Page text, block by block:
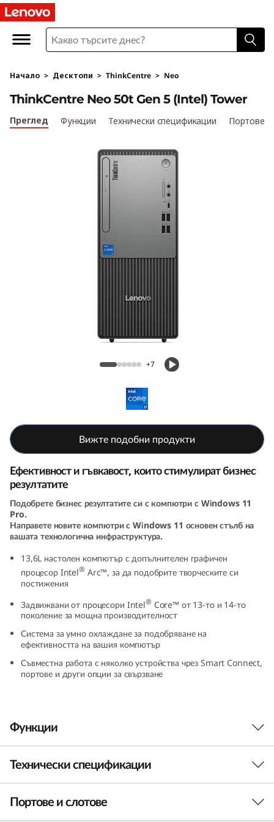
L
n
o
v
e
N
e
o
5
0
n
n
t
e
Начало > Десктопи > ThinkCentre > Neo
ThinkCentre Neo 50t Gen 5 (Intel) Tower
ThinkCentre Neo 50t Gen 5 (Intel) Tower
Преглед Функции Технически спецификации Портове
+7
Вижте подобни продукти
Ефективност и гъвкавост, които стимулират бизнес
резултатите
Подобрете бизнес резултатите си с компютри с Windows 11
Pro.
Направете новите компютри с Windows 11 основен стълб на
вашата технологична инфраструктура.
13,6L настолен компютър с допълнителен графичен
процесор Intel® Arc™, за да подобрите творческите си
постижения
Задвижвани от процесори Intel® Core™ от 13-то и 14-то
поколение за мощна производителност
Система за умно охлаждане за подобряване на
ефективността на вашия компютър
Съвместна работа с няколко устройства чрез Smart Connect,
портове и други опции за свързване
Функции
Мощен настолен
компютър за всеки
Технически спецификации
Производителност
Портове и слотове